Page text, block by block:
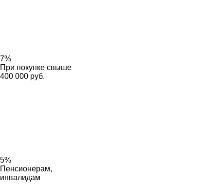
7%
При покупке свыше
400 000 руб.
5%
Пенсионерам,
инвалидам